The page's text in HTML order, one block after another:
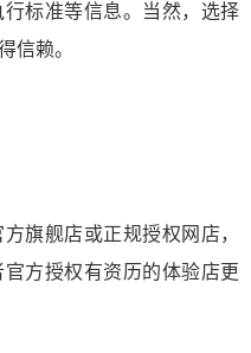
标准等信息。当然，选择
信赖。
旗舰店或正规授权网店，
方授权有资历的体验店更